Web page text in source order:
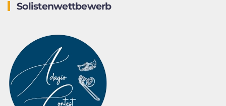
Solistenwettbewerb